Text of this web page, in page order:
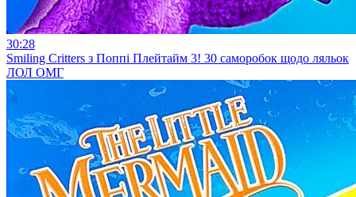
30:28
Smiling Critters з Поппі Плейтайм 3! 30 саморобок щодо ляльок
ЛОЛ ОМГ